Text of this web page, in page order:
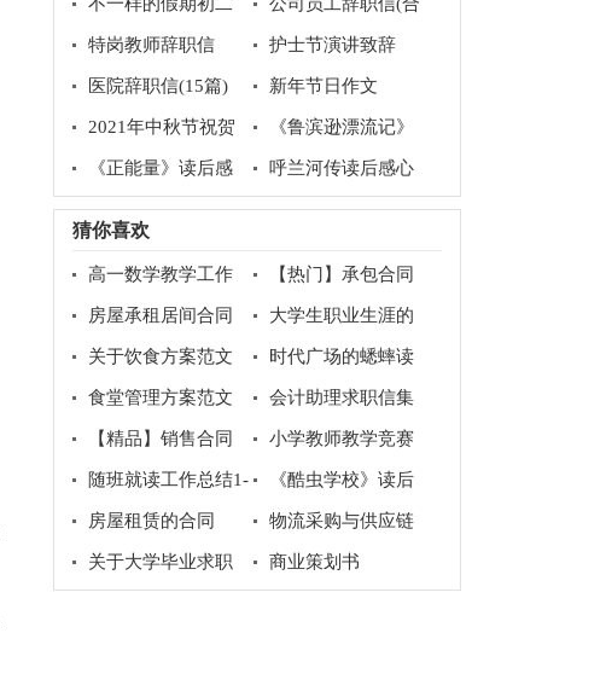
作文
集15篇)
特岗教师辞职信 护士节演讲致辞
医院辞职信(15篇) 新年节日作文
2021年中秋节祝贺
词摘录59条
《鲁滨逊漂流记》
读后感集锦10篇
《正能量》读后感
呼兰河传读后感心
猜你喜欢
高一数学教学工作
总结范文汇编六篇
【热门】承包合同
集锦7篇
房屋承租居间合同
范本(6篇)
大学生职业生涯的
规划书
关于饮食方案范文
合集8篇
时代广场的蟋蟀读
后感(通用15篇)
食堂管理方案范文
（精选6篇）
会计助理求职信集
锦八篇
【精品】销售合同
模板汇编六篇
小学教师教学竞赛
方案范文
随班就读工作总结1-
教育总结
《酷虫学校》读后
感15篇
房屋租赁的合同
物流采购与供应链
专业求职信
关于大学毕业求职
商业策划书